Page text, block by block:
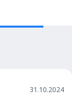
31.10.2024